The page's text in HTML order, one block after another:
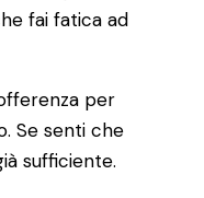
fai fatica ad
per
Se senti che
sufficiente.